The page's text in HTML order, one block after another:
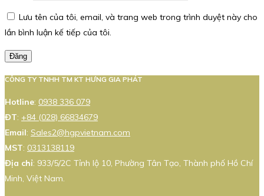
Lưu tên của tôi, email, và trang web trong trình duyệt này cho
lần bình luận kế tiếp của tôi.
Đăng
CÔNG TY TNHH TM KT HƯNG GIA PHÁT
Hotline: 0938 336 079
ĐT: +84 (028) 66834679
Email: Sales2@hgpvietnam.com
MST: 0313138119
Địa chỉ: 933/5/2C Tỉnh lộ 10, Phường Tân Tạo, Thành phố Hồ Chí
Minh, Việt Nam.